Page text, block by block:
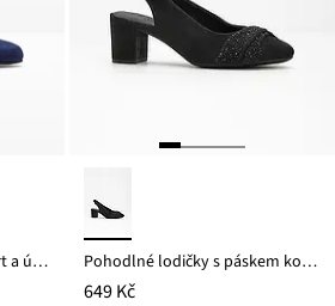
Lodičky s páskem přes nárt a úzkým podpatkem Pohodlné lodičky s páskem kolem paty, pohodlná šířka, značka Jana
649 Kč